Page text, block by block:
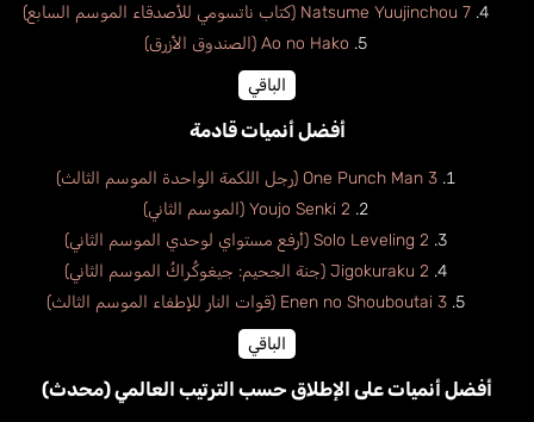
Natsume Yuujinchou 7 (كتاب ناتسومي للأصدقاء الموسم السابع)
Ao no Hako (الصندوق الأزرق)
الباقي
أفضل أنميات قادمة
One Punch Man 3 (رجل اللكمة الواحدة الموسم الثالث)
Youjo Senki 2 (الموسم الثاني)
Solo Leveling 2 (أرفع مستواي لوحدي الموسم الثاني)
Jigokuraku 2 (جنة الجحيم: جيغوكُراكُ الموسم الثاني)
Enen no Shouboutai 3 (قوات النار للإطفاء الموسم الثالث)
الباقي
أفضل أنميات على الإطلاق حسب الترتيب العالمي (محدث)